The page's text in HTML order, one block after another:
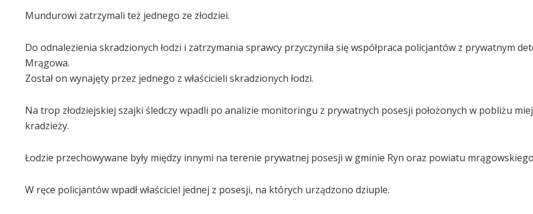
Mundurowi zatrzymali też jednego ze złodziei.
Do odnalezienia skradzionych łodzi i zatrzymania sprawcy przyczyniła się współpraca policjantów z prywatnym
Mrągowa.
Został on wynajęty przez jednego z właścicieli skradzionych łodzi.
Na trop złodziejskiej szajki śledczy wpadli po analizie monitoringu z prywatnych posesji położonych w pobliżu
kradzieży.
Łodzie przechowywane były między innymi na terenie prywatnej posesji w gminie Ryn oraz powiatu
W ręce policjantów wpadł właściciel jednej z posesji, na których urządzono dziuple.